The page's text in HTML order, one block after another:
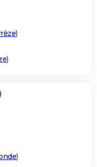
)
)
)